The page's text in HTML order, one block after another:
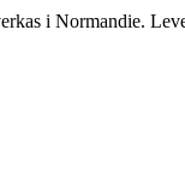
i Normandie.